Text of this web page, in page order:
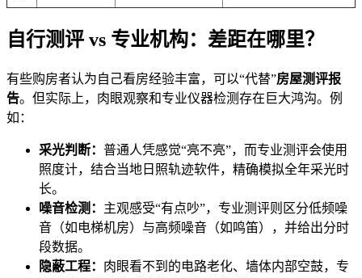
自行测评 vs 专业机构：差距在哪里？
有些购房者认为自己看房经验丰富，可以“代替”房屋测评报
告。但实际上，肉眼观察和专业仪器检测存在巨大鸿沟。例
如：
采光判断： 普通人凭感觉“亮不亮”，而专业测评会使用
照度计，结合当地日照轨迹软件，精确模拟全年采光时
长。
噪音检测： 主观感受“有点吵”，专业测评则区分低频噪
音（如电梯机房）与高频噪音（如鸣笛），并给出分时
段数据。
隐蔽工程： 肉眼看不到的电路老化、墙体内部空鼓，专